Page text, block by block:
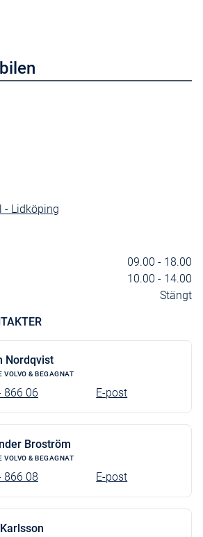
bak
- Lidköping
09.00 - 18.00
10.00 - 14.00
Stängt
Nordqvist
VOLVO & BEGAGNAT
866 06 E-post
Broström
VOLVO & BEGAGNAT
866 08 E-post